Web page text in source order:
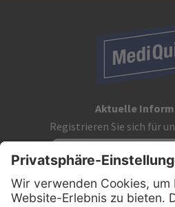
Aktuelle
Registrieren Sie sich für
Kontakt